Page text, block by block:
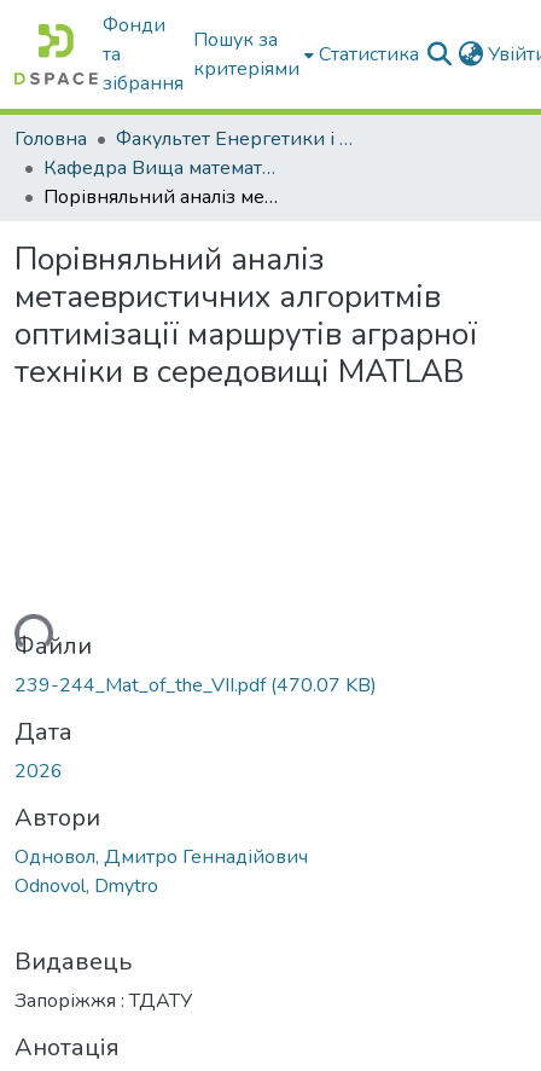
Фонди
та
зібрання
Пошук за
критеріями
Статистика
Головна
Факультет Енергетики і комп'ютерних технологій
Кафедра Вища математика та фізика
Порівняльний аналіз метаевристичних алгоритмів оптимізації маршрутів аграрної техніки в середовищі MATLAB
Порівняльний аналіз
метаевристичних алгоритмів
оптимізації маршрутів аграрної
техніки в середовищі MATLAB
Файли
239-244_Mat_of_the_VІІ.pdf(470.07 KB)
Дата
2026
Автори
Одновол, Дмитро Геннадійович
Odnovol, Dmytro
Видавець
Запоріжжя : ТДАТУ
Анотація